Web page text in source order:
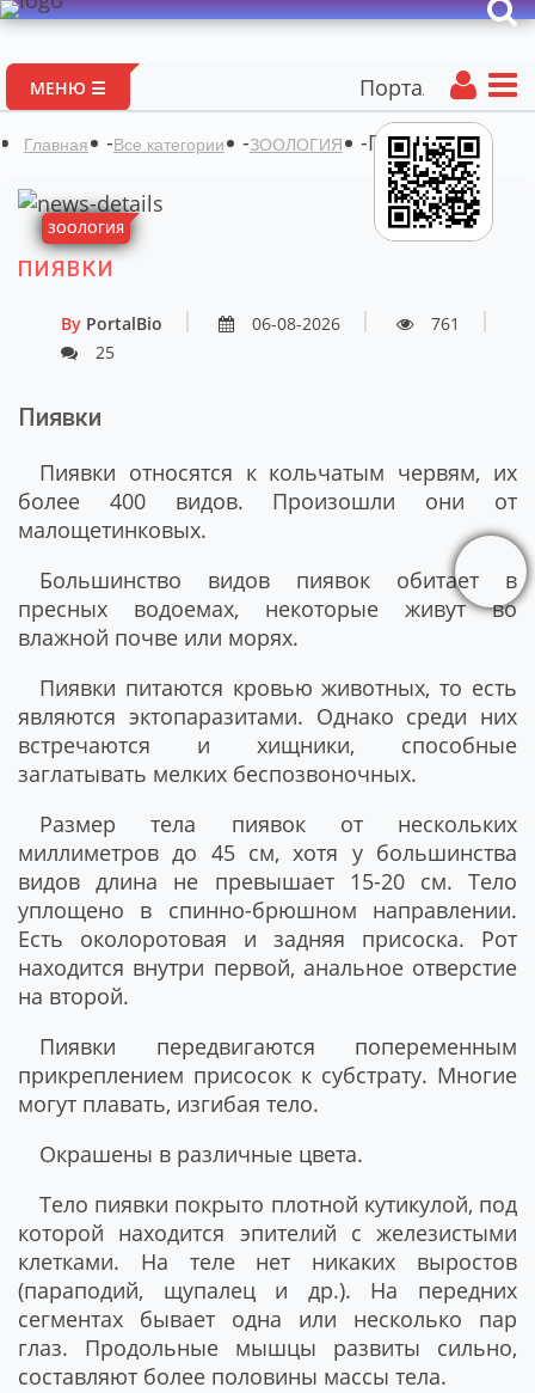
МЕНЮ ☰ Портал
Главная -Все категории -ЗООЛОГИЯ -Пиявки
ЗООЛОГИЯ
ПИЯВКИ
By PortalBio 06-08-2026
761
25
Пиявки
Пиявки относятся к кольчатым червям, их
более 400 видов. Произошли они от
малощетинковых.
Большинство видов пиявок обитает в
пресных водоемах, некоторые живут во
влажной почве или морях.
Пиявки питаются кровью животных, то есть
являются эктопаразитами. Однако среди них
встречаются и хищники, способные
заглатывать мелких беспозвоночных.
Размер тела пиявок от нескольких
миллиметров до 45 см, хотя у большинства
видов длина не превышает 15-20 см. Тело
уплощено в спинно-брюшном направлении.
Есть околоротовая и задняя присоска. Рот
находится внутри первой, анальное отверстие
на второй.
Пиявки передвигаются попеременным
прикреплением присосок к субстрату. Многие
могут плавать, изгибая тело.
Окрашены в различные цвета.
Тело пиявки покрыто плотной кутикулой, под
которой находится эпителий с железистыми
клетками. На теле нет никаких выростов
(параподий, щупалец и др.). На передних
сегментах бывает одна или несколько пар
глаз. Продольные мышцы развиты сильно,
составляют более половины массы тела.